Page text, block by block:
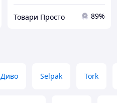
Товари Просто 89%
Диво Selpak Tork